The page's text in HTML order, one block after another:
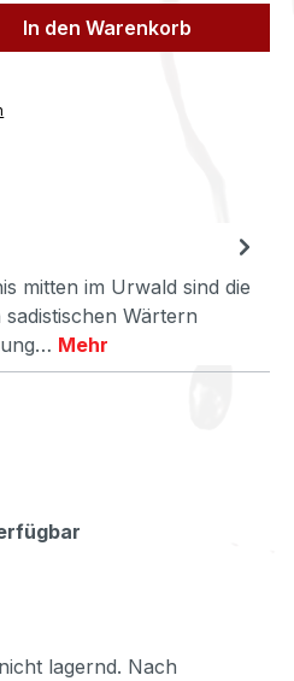
den
In den Warenkorb
mitten im Urwald sind die
Wärtern
Mehr
lagernd. Nach